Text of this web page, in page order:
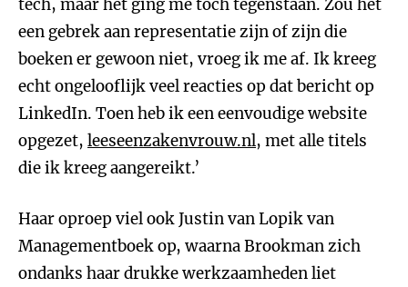
tech, maar het ging me toch tegenstaan. Zou het
een gebrek aan representatie zijn of zijn die
boeken er gewoon niet, vroeg ik me af. Ik kreeg
echt ongelooflijk veel reacties op dat bericht op
LinkedIn. Toen heb ik een eenvoudige website
opgezet, leeseenzakenvrouw.nl, met alle titels
die ik kreeg aangereikt.’
Haar oproep viel ook Justin van Lopik van
Managementboek op, waarna Brookman zich
ondanks haar drukke werkzaamheden liet